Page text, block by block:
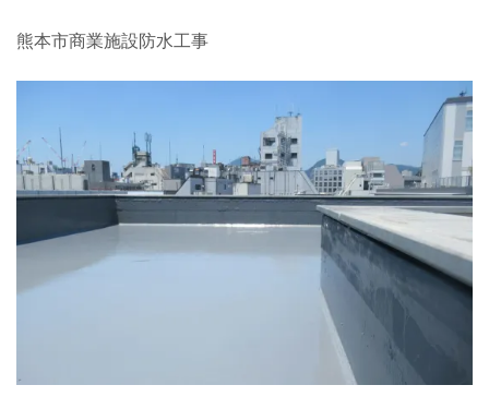
熊本市商業施設防水工事